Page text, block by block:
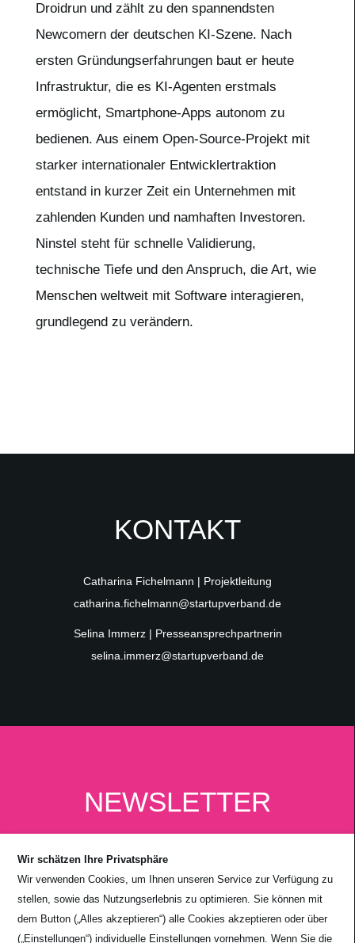
Droidrun und zählt zu den spannendsten
Newcomern der deutschen KI-Szene. Nach
ersten Gründungserfahrungen baut er heute
Infrastruktur, die es KI-Agenten erstmals
ermöglicht, Smartphone-Apps autonom zu
bedienen. Aus einem Open-Source-Projekt mit
starker internationaler Entwicklertraktion
entstand in kurzer Zeit ein Unternehmen mit
zahlenden Kunden und namhaften Investoren.
Ninstel steht für schnelle Validierung,
technische Tiefe und den Anspruch, die Art, wie
Menschen weltweit mit Software interagieren,
grundlegend zu verändern.
KONTAKT
Catharina Fichelmann | Projektleitung
catharina.fichelmann@startupverband.de
Selina Immerz | Presseansprechpartnerin
selina.immerz@startupverband.de
NEWSLETTER
Wir schätzen Ihre Privatsphäre
Wir verwenden Cookies, um Ihnen unseren Service zur Verfügung zu
stellen, sowie das Nutzungserlebnis zu optimieren. Sie können mit
dem Button („Alles akzeptieren“) alle Cookies akzeptieren oder über
(„Einstellungen“) individuelle Einstellungen vornehmen. Wenn Sie die